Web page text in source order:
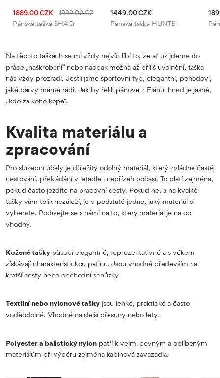
Pánská taška SHAQ
1999.00 CZK
1889.00 CZK
Pánská taška HUNTER
1449.00 CZK
Na těchto taškách se mi vždy nejvíc líbí to, že ať už jdeme do
práce „naškrobení“ nebo naopak možná až příliš uvolnění, taška
nás vždy prozradí. Jestli jsme sportovní typ, elegantní, pohodoví,
jaké barvy máme rádi. Jak by řekli pánové z Elánu, hned je jasné,
„kdo za koho kope“.
Kvalita materiálu a
zpracování
Pro služební účely je důležitý odolný materiál, který zvládne časté
cestování, překládání v letadle i nepřízeň počasí. To platí zejména,
pokud často jezdíte na pracovní cesty. Pokud ne, a na kvalitě
tašky vám tolik nezáleží, je v podstatě jedno, jaký materiál si
vyberete. Podívejte se s námi na to, který materiál je na co
vhodný.
Kožené tašky působí elegantně, reprezentativně a s věkem
získávají charakteristickou patinu. Jsou vhodné především na
kratší cesty nebo obchodní schůzky.
Textilní nebo nylonové tašky jsou lehké, praktické a často
voděodolné. Vhodné na delší přesuny nebo lety.
Polyester a balistický nylon patří k velmi pevným a oblíbeným
materiálům při výběru zejména kabinová zavazadla.